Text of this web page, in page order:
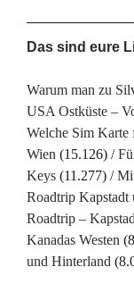
Das sind eure
Warum man zu
USA Ostküste –
Welche Sim Karte
Wien (15.126)
Keys (11.277)
Roadtrip Kapstadt
Roadtrip –
Kanadas Westen
und Hinterland